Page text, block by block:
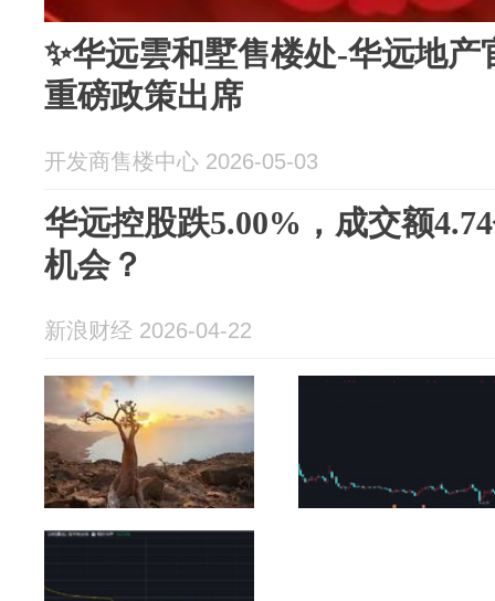
✨华远雲和墅售楼处-华远地
重磅政策出席
开发商售楼中心 2026-05-03
华远控股跌5.00%，成交额
机会？
新浪财经 2026-04-22